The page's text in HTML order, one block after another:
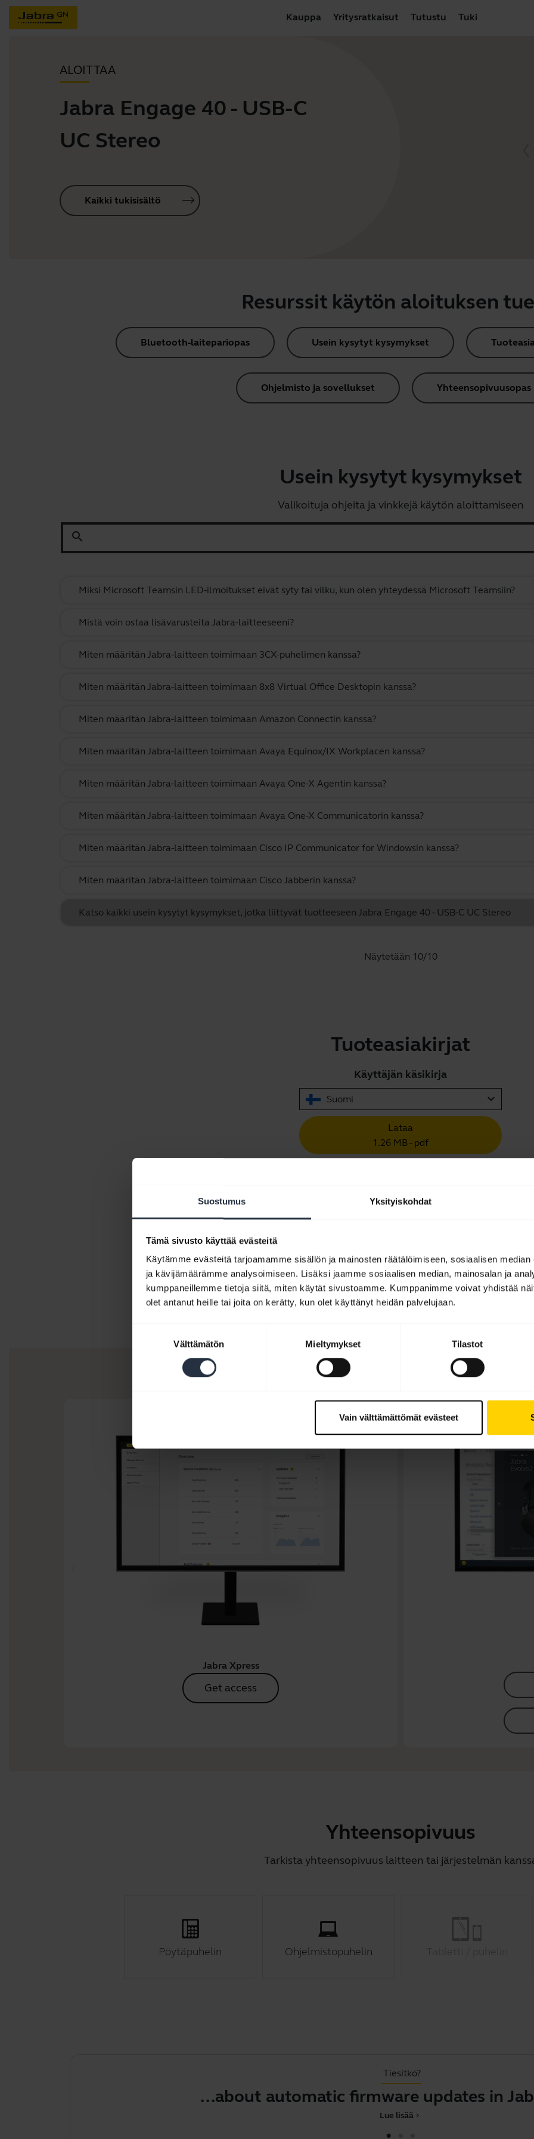
Suostumus Yksityiskohdat
Tämä sivusto käyttää evästeitä
Käytämme evästeitä tarjoamamme sisällön ja mainosten räätälöimiseen, sosiaalisen
ja kävijämäärämme analysoimiseen. Lisäksi jaamme sosiaalisen median, mainosalan ja
kumppaneillemme tietoja siitä, miten käytät sivustoamme. Kumppanimme voivat yhdistää
olet antanut heille tai joita on kerätty, kun olet käyttänyt heidän palvelujaan.
Välttämätön Mieltymykset Tilastot
Vain välttämättömät evästeet
Kauppa Yritysratkaisut Tutustu Tuki
ALOITTAA
Jabra Engage 40 - USB-C
UC Stereo
Kaikki tukisisältö
Resurssit käytön aloituksen
Bluetooth-laitepariopas Usein kysytyt kysymykset
Ohjelmisto ja sovellukset Yhteensopivuusopas
Usein kysytyt kysymykset
Valikoituja ohjeita ja vinkkejä käytön aloittamiseen
search
Miksi Microsoft Teamsin LED-ilmoitukset eivät syty tai vilku, kun olen yhteydessä Microsoft Teamsiin?
Mistä voin ostaa lisävarusteita Jabra-laitteeseeni?
Miten määritän Jabra-laitteen toimimaan 3CX-puhelimen kanssa?
Miten määritän Jabra-laitteen toimimaan 8x8 Virtual Office Desktopin kanssa?
Miten määritän Jabra-laitteen toimimaan Amazon Connectin kanssa?
Miten määritän Jabra-laitteen toimimaan Avaya Equinox/IX Workplacen kanssa?
Miten määritän Jabra-laitteen toimimaan Avaya One-X Agentin kanssa?
Miten määritän Jabra-laitteen toimimaan Avaya One-X Communicatorin kanssa?
Miten määritän Jabra-laitteen toimimaan Cisco IP Communicator for Windowsin kanssa?
Miten määritän Jabra-laitteen toimimaan Cisco Jabberin kanssa?
Katso kaikki usein kysytyt kysymykset, jotka liittyvät tuotteeseen Jabra Engage 40 - USB-C UC Stereo
Näytetään 10/10
Tuoteasiakirjat
Käyttäjän käsikirja
Suomi expand_more
Lataa
1.26 MB - pdf
Selaa tuotteen kaikkia dokumentteja
Ohjelmisto ja sovellukset
Jabra Xpress
Get access
Yhteensopivuus
Tarkista yhteensopivuus laitteen tai järjestelmän
Pöytäpuhelin Ohjelmistopuhelin
Tiesitkö?
...about automatic firmware updates in
chevron_right
Lue lisää